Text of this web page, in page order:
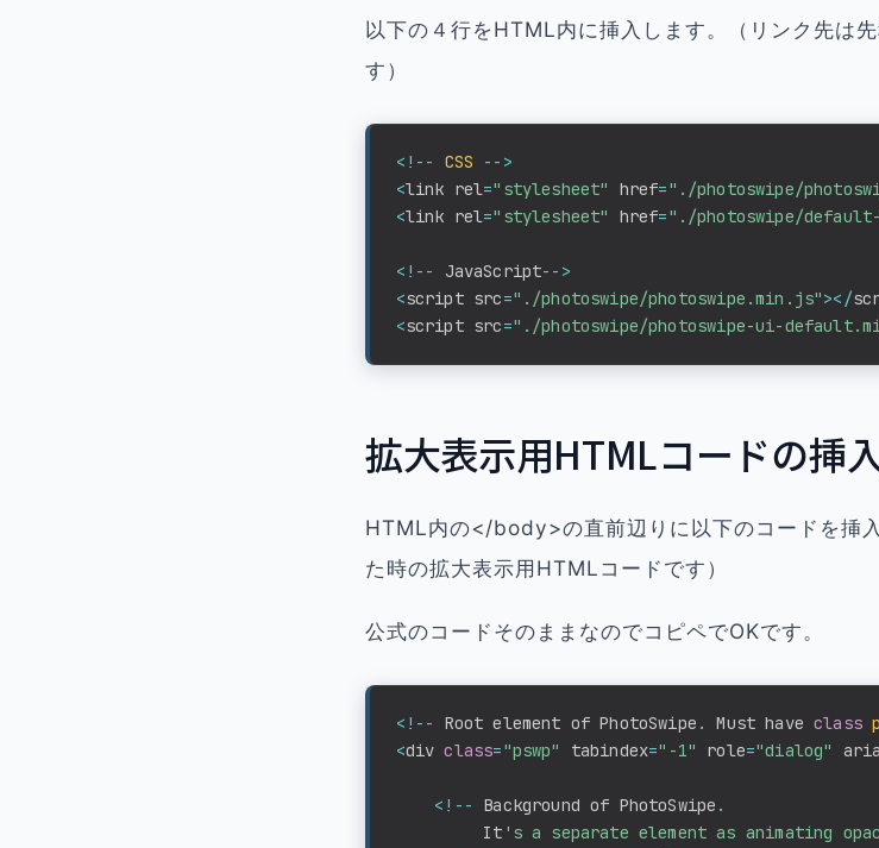
以下の４行をHTML内に挿入します。（リンク先は
す）
< ! -- CSS -- >
<link rel="stylesheet" href="./photoswipe/
<link rel="stylesheet" href="./photoswipe/
< ! -- JavaScript-- >
<script src="./photoswipe/photoswipe.min.js">< /
<script src="./photoswipe/photoswipe-ui-
拡大表示用HTMLコードの挿
HTML内の</body>の直前辺りに以下のコードを挿
た時の拡大表示用HTMLコードです）
公式のコードそのままなのでコピペでOKです。
< ! -- Root element of PhotoSwipe . Must have class
<div class="pswp" tabindex="-1" role="dialog" aria
< ! -- Background of PhotoSwipe .
         It
's a separate element as animating